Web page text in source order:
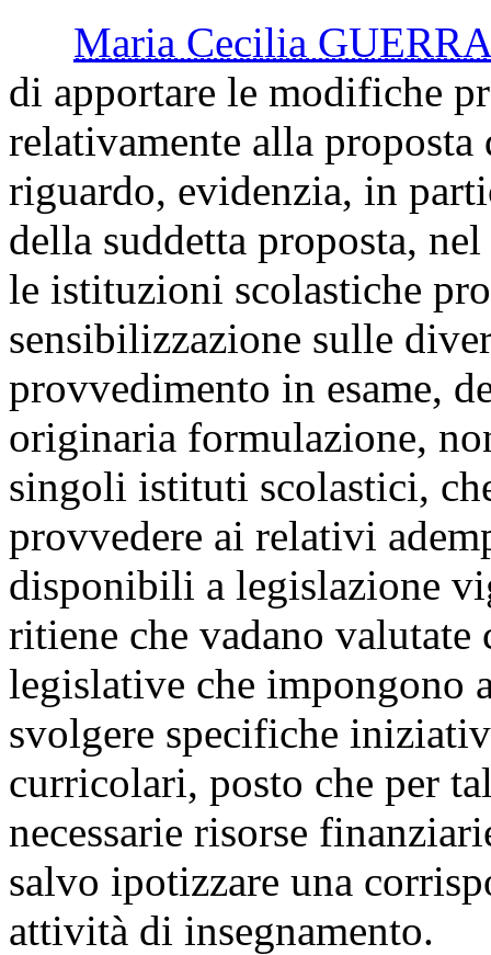
Maria Cecilia GUERRA
di apportare le modifiche
relativamente alla
riguardo, evidenzia, in
della suddetta proposta,
le istituzioni scolastiche
sensibilizzazione sulle
provvedimento in esame,
originaria formulazione,
singoli istituti scolastici,
provvedere ai relativi
disponibili a legislazione
ritiene che vadano
legislative che impongono
svolgere specifiche
curricolari, posto che per
necessarie risorse
salvo ipotizzare una
attività di insegnamento.